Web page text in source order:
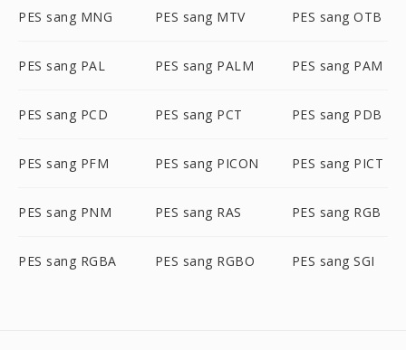
PES sang MNG PES sang MTV PES sang OTB
PES sang PAL PES sang PALM PES sang PAM
PES sang PCD PES sang PCT PES sang PDB
PES sang PFM PES sang PICON PES sang PICT
PES sang PNM PES sang RAS PES sang RGB
PES sang RGBA PES sang RGBO PES sang SGI